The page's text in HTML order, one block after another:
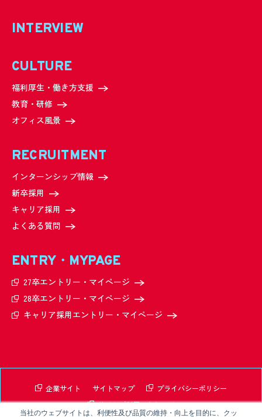
当社のウェブサイトは、利便性及び品質の維持・向上を目的に、クッ
INTERVIEW
CULTURE
福利厚生・働き方支援
教育・研修
オフィス風景
RECRUITMENT
インターンシップ情報
新卒採用
キャリア採用
よくある質問
ENTRY・MYPAGE
27卒エントリー・ マイページ
28卒エントリー・ マイページ
キャリア採用エントリー・ マイページ
企業サイト サイトマップ
プライバシーポリシー
サイトご利用にあたって